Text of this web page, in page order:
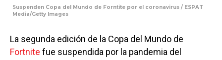
Suspenden Copa del Mundo de Forntite por el coronavirus / ESPAT
Media/Getty Images
La segunda edición de la Copa del Mundo de
Fortnite fue suspendida por la pandemia del